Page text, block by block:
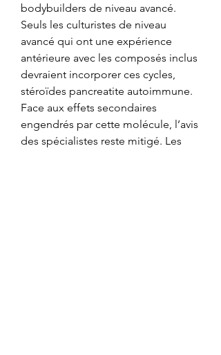
bodybuilders de niveau avancé.
Seuls les culturistes de niveau
avancé qui ont une expérience
antérieure avec les composés inclus
devraient incorporer ces cycles,
stéroïdes pancreatite autoimmune.
Face aux effets secondaires
engendrés par cette molécule, l’avis
des spécialistes reste mitigé. Les